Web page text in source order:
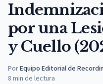
por una
y Cuello
PorEquipo Editorial de
8 min de lectura